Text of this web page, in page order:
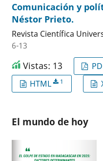
Comunicación y
Néstor Prieto.
Revista Científica
6-13
Vistas: 13
HTML 1
El mundo de hoy